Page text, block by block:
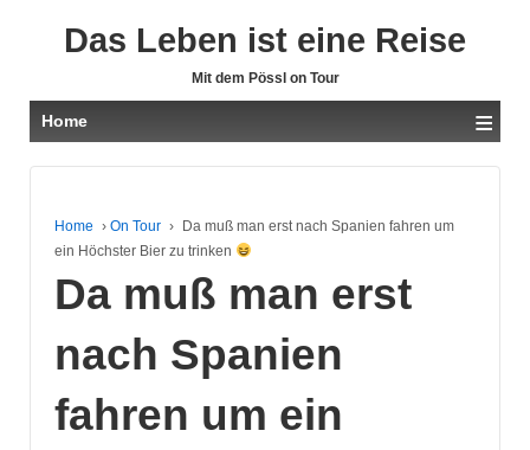
Das Leben ist eine Reise
Mit dem Pössl on Tour
Home ≡
Home › On Tour ›
Da muß man erst nach Spanien fahren um
ein Höchster Bier zu trinken
Da muß man erst
nach Spanien
fahren um ein